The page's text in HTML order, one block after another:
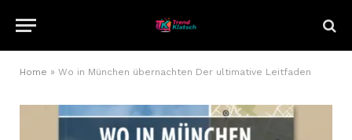
Home » Wo in München übernachten Der ultimative Leitfaden